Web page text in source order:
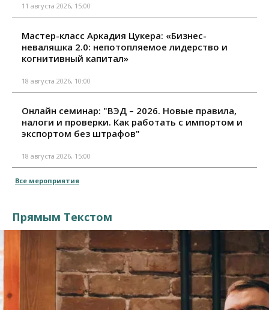
11 августа 2026, 15:00
Мастер-класс Аркадия Цукера: «Бизнес-
неваляшка 2.0: непотопляемое лидерство и
когнитивный капитал»
18 августа 2026, 10:00
Онлайн семинар: "ВЭД – 2026. Новые правила,
налоги и проверки. Как работать с импортом и
экспортом без штрафов"
18 августа 2026, 15:00
Все мероприятия
Прямым Текстом